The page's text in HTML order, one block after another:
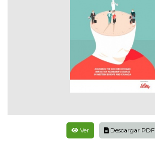
Ver Descargar PDF